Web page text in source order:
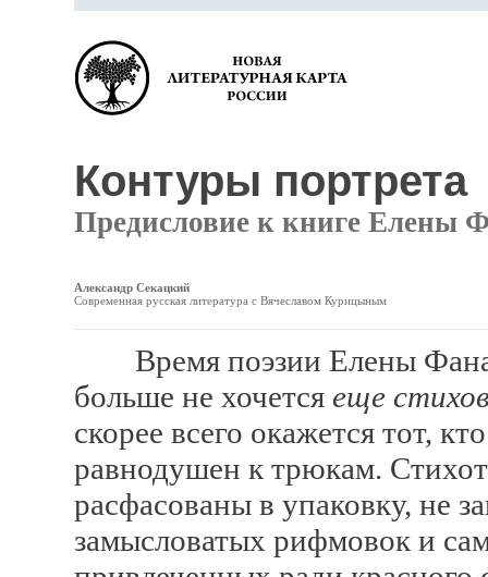
Контуры портрета
Предисловие к книге Елены
Александр Секацкий
Современная русская литература с Вячеславом Курицыным
Время поэзии Елены
больше не хочется еще
скорее всего окажется тот,
равнодушен к трюкам.
расфасованы в упаковку, не
замысловатых рифмовок и